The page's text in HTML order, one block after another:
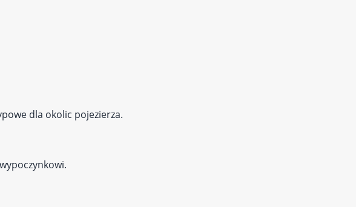
dla okolic pojezierza.